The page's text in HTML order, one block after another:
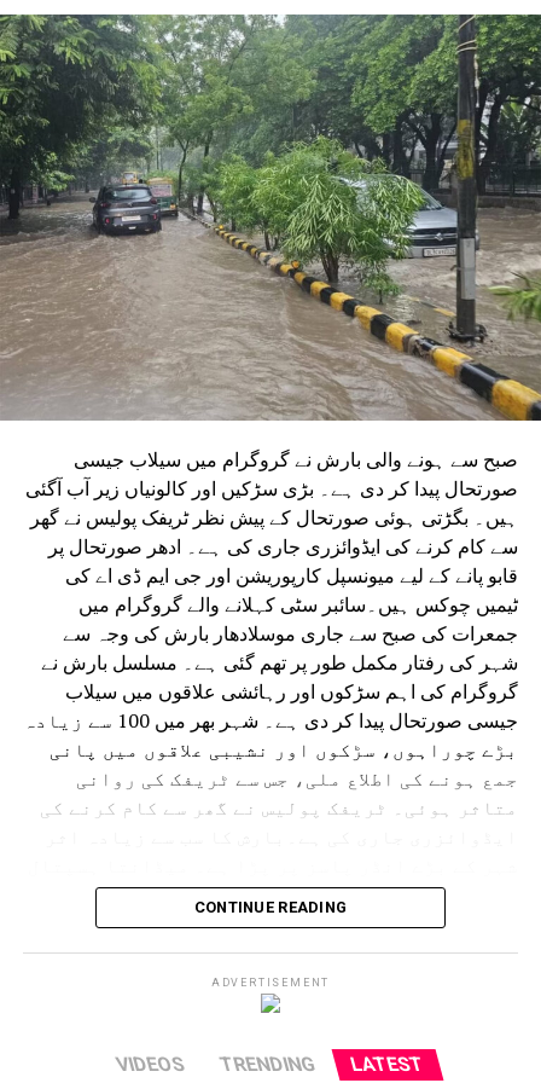
ہیں۔ ان دونوں راستوں کو اتر پردیش کی کابینہ سے بھی
منظوری مل چکی ہے۔ مرکزی منظوری کے بعد، NMRC نے ان
دونوں راستوں پر کام شروع کرنے کے لیے تقریباً چھ ماہ قبل
ٹینڈر جاری کیا تھا۔ ٹینڈر کی آخری تاریخ میں دو بار توسیع کی
گئی۔ اب اس عمل کے لیے ایجنسی کا انتخاب کر لیا گیا ہے۔این
ایم آر سی کے عہدیداروں نے بتایا کہ دونوں راستوں پر کام
شروع کرنے کے لئے ایل این ٹی نامی ایجنسی کا انتخاب کیا گیا
ہے۔ یہ ایجنسی دونوں راستوں پر تعمیراتی کام کرے گی۔
دونوں راستوں پر سول کام کے لیے منتخب کردہ ایجنسی لارسن
اینڈ ٹوبرو (L&T) ہے۔ سول ورک کی تخمینہ لاگت 1,200 کروڑ
ہے۔اس لائن پر آٹھ اسٹیشن بنائے جائیں گے۔ ان میں
سیکٹر-38A بوٹینیکل گارڈن، سیکٹر-44، نوئیڈا آفس، سیکٹر-96،
سیکٹر-97، سیکٹر-105، سیکٹر-108، سیکٹر-93، اور پنچشیل
بوائز انٹر کالج شامل ہوں گے۔
صبح سے ہونے والی بارش نے گروگرام میں سیلاب جیسی
صورتحال پیدا کر دی ہے۔ بڑی سڑکیں اور کالونیاں زیر آب آگئی
ہیں۔ بگڑتی ہوئی صورتحال کے پیش نظر ٹریفک پولیس نے گھر
سے کام کرنے کی ایڈوائزری جاری کی ہے۔ ادھر صورتحال پر
قابو پانے کے لیے میونسپل کارپوریشن اور جی ایم ڈی اے کی
ٹیمیں چوکس ہیں۔سائبر سٹی کہلانے والے گروگرام میں
جمعرات کی صبح سے جاری موسلادھار بارش کی وجہ سے
شہر کی رفتار مکمل طور پر تھم گئی ہے۔ مسلسل بارش نے
گروگرام کی اہم سڑکوں اور رہائشی علاقوں میں سیلاب
جیسی صورتحال پیدا کر دی ہے۔ شہر بھر میں 100 سے زیادہ
بڑے چوراہوں، سڑکوں اور نشیبی علاقوں میں پانی
جمع ہونے کی اطلاع ملی، جس سے ٹریفک کی روانی
متاثر ہوئی۔ ٹریفک پولیس نے گھر سے کام کرنے کی
سے دہلی کی طرف جانے والا انڈر پاس کئی فٹ پانی سے
بھر گیا۔ ایک گاڑی رک گئی اور پانی بھرنے میں
پھنس گئی۔ اسی طرح سرائے الوردی ریلوے انڈر پاس
مکمل طور پر زیر آب آ گیا جس سے گاڑیوں کی
آمدورفت مکمل طور پر متاثر ہوئی۔ ڈرائیورز اپنی
ڈالنے پر مجبور ہوگئے، جب کہ کئی مقامات پر پانی
CONTINUE READING
ADVERTISEMENT
LATEST
TRENDING
VIDEOS